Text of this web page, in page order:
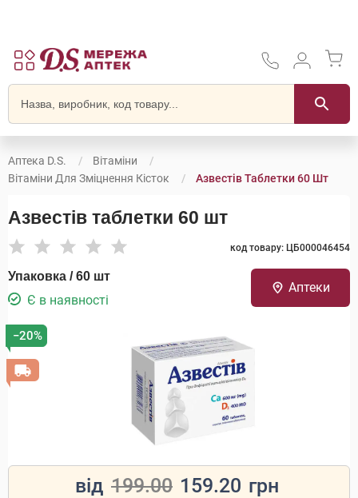
Аптека D.S.
Вітаміни
Вітаміни Для Зміцнення Кісток
Азвестів Таблетки 60 Шт
Азвестів таблетки 60 шт
код товару: ЦБ000046454
Упаковка / 60 шт
Є в наявності
Аптеки
−20%
від 199.00 159.20 грн